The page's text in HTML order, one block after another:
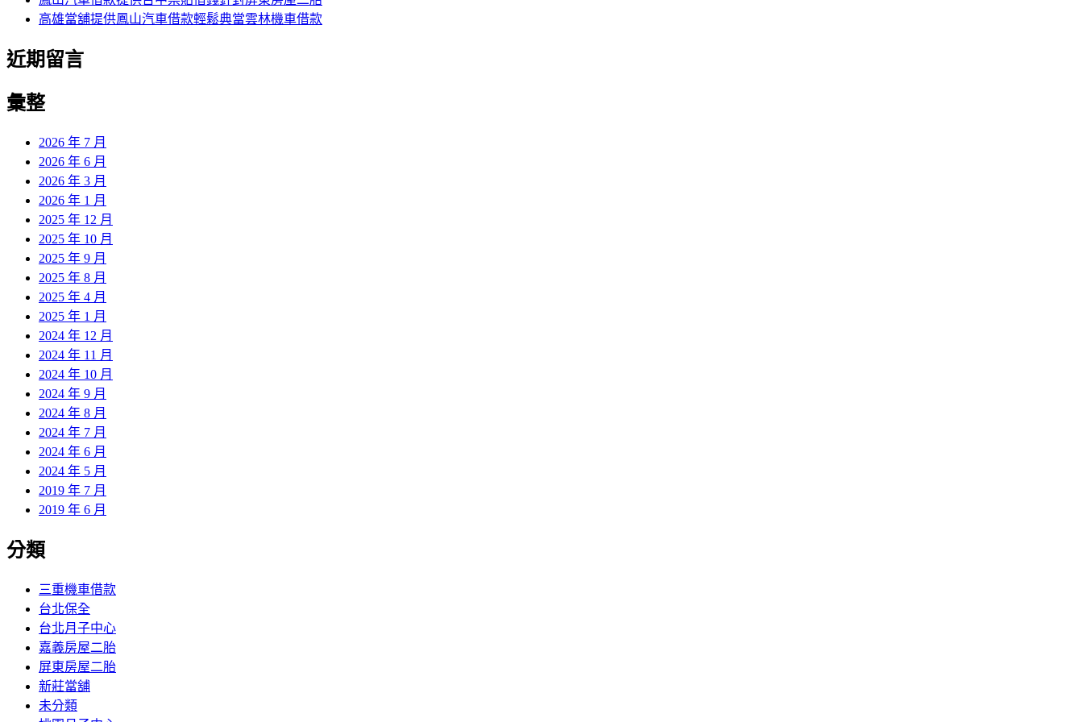
高雄當舖提供鳳山汽車借款輕鬆典當雲林機車借款
近期留言
彙整
2026 年 7 月
2026 年 6 月
2026 年 3 月
2026 年 1 月
2025 年 12 月
2025 年 10 月
2025 年 9 月
2025 年 8 月
2025 年 4 月
2025 年 1 月
2024 年 12 月
2024 年 11 月
2024 年 10 月
2024 年 9 月
2024 年 8 月
2024 年 7 月
2024 年 6 月
2024 年 5 月
2019 年 7 月
2019 年 6 月
分類
三重機車借款
台北保全
台北月子中心
嘉義房屋二胎
屏東房屋二胎
新莊當舖
未分類